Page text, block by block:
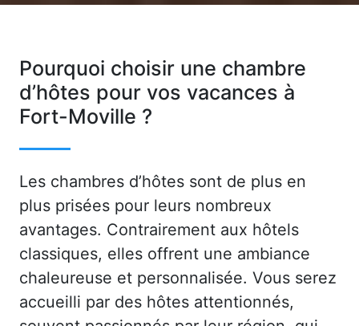
Pourquoi choisir une chambre
d’hôtes pour vos vacances à
Fort-Moville ?
Les chambres d’hôtes sont de plus en
plus prisées pour leurs nombreux
avantages. Contrairement aux hôtels
classiques, elles offrent une ambiance
chaleureuse et personnalisée. Vous serez
accueilli par des hôtes attentionnés,